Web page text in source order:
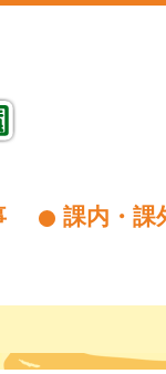
課内・課